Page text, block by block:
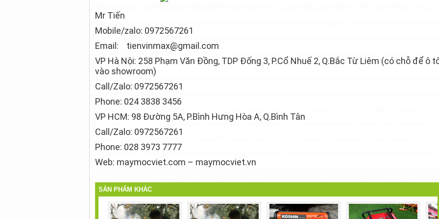
Mr Tiến
Mobile/zalo: 0972567261
Email: tienvinmax@gmail.com
VP Hà Nội: 258 Phạm Văn Đồng, TDP Đống 3, P.Cổ Nhuế 2, Q.Bắc Từ Liêm (có chỗ để ô
vào showroom)
Call/Zalo: 0972567261
Phone: 024 3838 3456
VP HCM: 98 Đường 5A, P.Bình Hưng Hòa A, Q.Bình Tân
Call/Zalo: 0972567261
Phone: 028 3973 7777
Web: maymocviet.com – maymocviet.vn
SẢN PHẨM KHÁC